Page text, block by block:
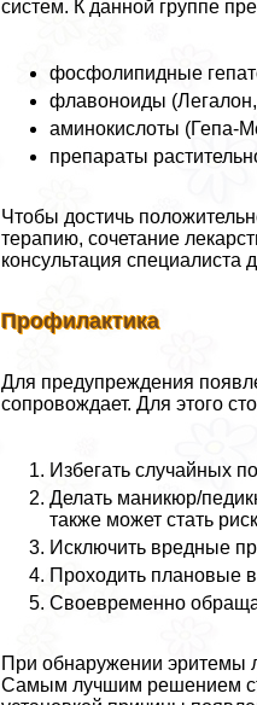
систем. К данной группе
фосфолипидные
флавоноиды
аминокислоты (Гепа-
препараты
Чтобы достичь
терапию, сочетание
консультация специалиста
Профилактика
Для предупреждения
сопровождает. Для этого
Избегать случайных
Делать маникюр/
также может стать
Исключить вредные
Проходить плановые
Своевременно
При обнаружении эритемы
Самым лучшим решением